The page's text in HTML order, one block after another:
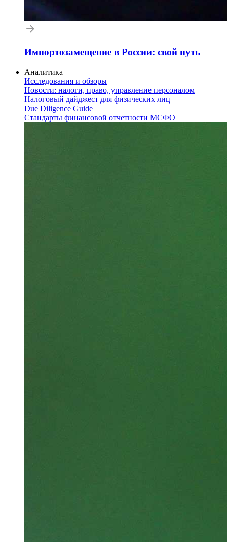
Импортозамещение в России: свой путь
Аналитика
Исследования и обзоры
Новости: налоги, право, управление персоналом
Налоговый дайджест для физических лиц
Due Diligence Guide
Стандарты финансовой отчетности МСФО